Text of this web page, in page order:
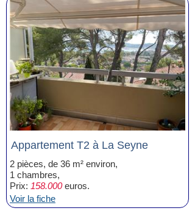
Appartement T2 à La Seyne
2 pièces, de 36 m² environ,
1 chambres,
Prix: 158.000euros.
Voir la fiche